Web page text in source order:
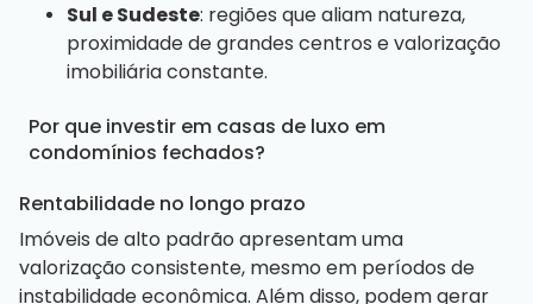
Sul e Sudeste: regiões que aliam natureza,
proximidade de grandes centros e valorização
imobiliária constante.
Por que investir em casas de luxo em
condomínios fechados?
Rentabilidade no longo prazo
Imóveis de alto padrão apresentam uma
valorização consistente, mesmo em períodos de
instabilidade econômica. Além disso, podem gerar